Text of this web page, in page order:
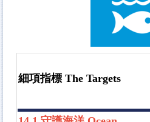
細項指標 The Targets